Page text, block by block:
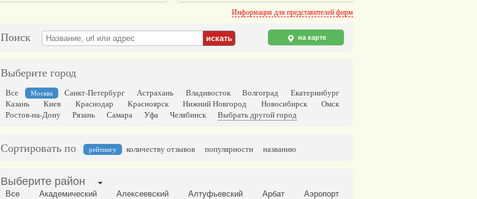
Информация для представителей фирм
Поиск на карте
Выберите город
Все Москва Санкт-Петербург Астрахань Владивосток Волгоград
Екатеринбург
Казань
Киев Краснодар Красноярск Нижний Новгород Новосибирск
Омск
Ростов-на-Дону
Рязань Самара Уфа Челябинск Выбрать другой город
Сортировать по рейтингу количеству отзывов популярности названию
Выберите район
Все Академический Алексеевский Алтуфьевский Арбат
Аэропорт